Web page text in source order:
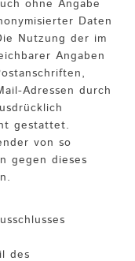
ohne Angabe
Daten
Nutzung der im
Angaben
Adressen durch
gestattet.
von so
gegen dieses
des